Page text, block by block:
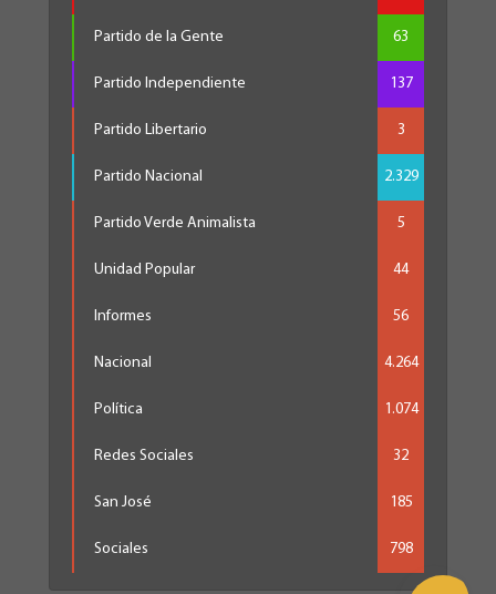
Partido de la Gente 63
Partido Independiente 137
Partido Libertario 3
Partido Nacional 2.329
Partido Verde Animalista 5
Unidad Popular 44
Informes 56
Nacional 4.264
Política 1.074
Redes Sociales 32
San José 185
Sociales 798